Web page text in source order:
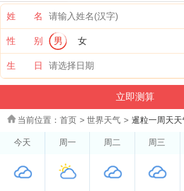
姓 名
性 别 男 女
生 日
当前位置： 首页 > 世界天气 > 暹粒一周天天
今天 周一 周二 周三